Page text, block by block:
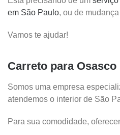
em São Paulo, ou de
Vamos te ajudar!
Carreto para Osasco
Somos uma empresa
atendemos o interior de São
Para sua comodidade,